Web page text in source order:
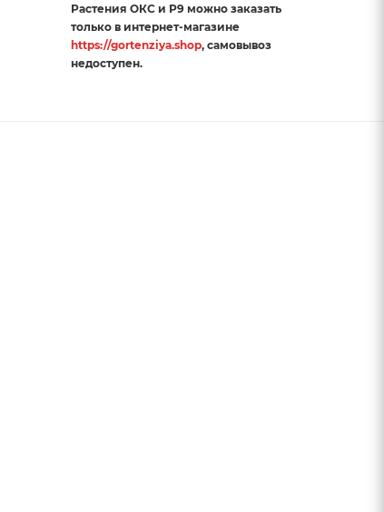
Растения ОКС и Р9 можно заказать
только в интернет-магазине
https://gortenziya.shop, самовывоз
недоступен.